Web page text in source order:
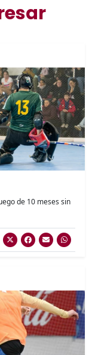
de 10 meses sin